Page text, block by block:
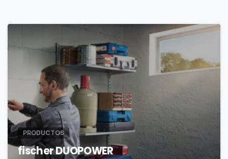
PRODUCTOS
fischer DUOPOWER